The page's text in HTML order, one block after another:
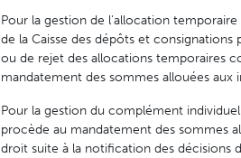
Pour la gestion de l'allocation
de la Caisse des dépôts et
ou de rejet des allocations temporaires
mandatement des sommes allouées
Pour la gestion du complément
procède au mandatement des sommes
droit suite à la notification des décisions